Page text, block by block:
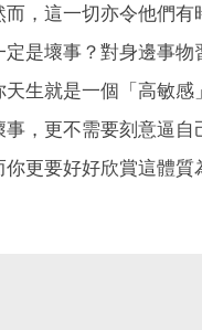
而，這一切亦令他們
定是壞事？對身邊事物
天生就是一個「高敏感
事，更不需要刻意逼自
更要好好欣賞這體質